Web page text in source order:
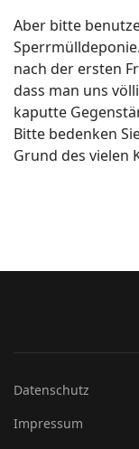
Aber bitte
nach der ersten
dass man uns
kaputte
Bitte bedenken
Grund des vielen
Datenschutz
Impressum